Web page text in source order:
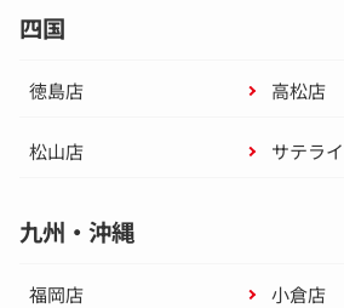
四国
徳島店 高松店
松山店 サテラ
九州・沖縄
福岡店 小倉店